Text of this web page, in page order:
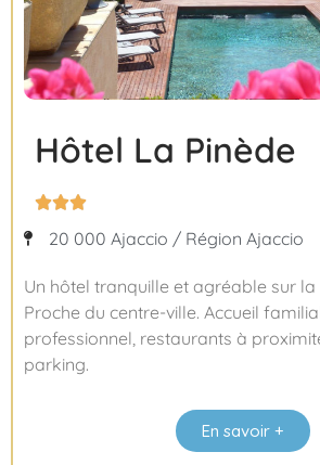
Hôtel La Pinède

20 000 Ajaccio / Région Ajaccio
Un hôtel tranquille et agréable sur
Proche du centre-ville. Accueil
professionnel, restaurants à
parking.
En savoir +